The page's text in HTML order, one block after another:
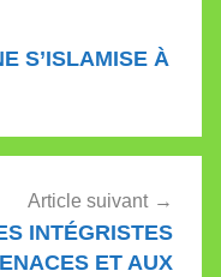
S’ISLAMISE À
Article suivant
INTÉGRISTES
ET AUX